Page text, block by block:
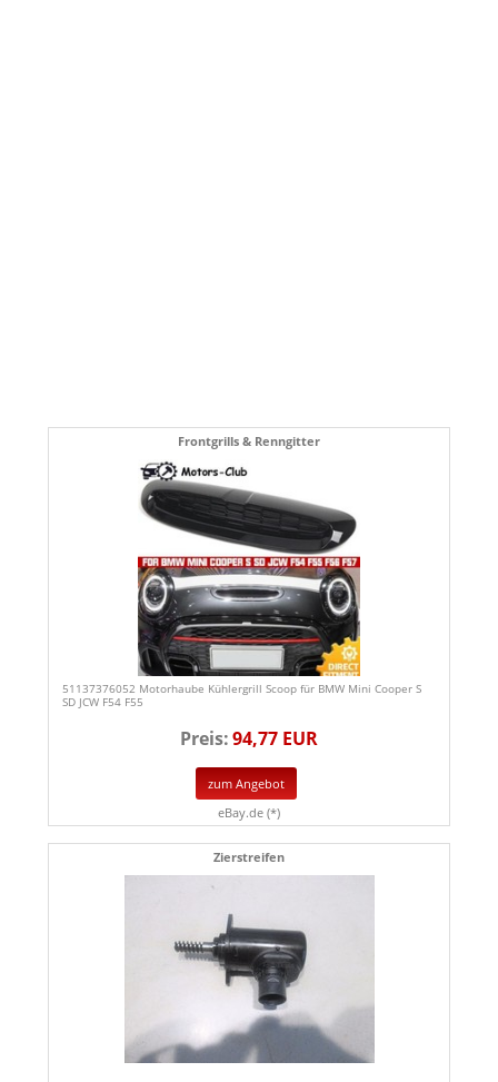
Frontgrills & Renngitter
51137376052 Motorhaube Kühlergrill Scoop für BMW Mini Cooper S
SD JCW F54 F55
Preis:94,77 EUR
zum Angebot
eBay.de (*)
Zierstreifen